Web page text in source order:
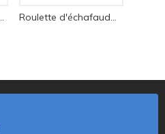
et caoutchouc avec frein Roulette d'échafaudage en fonte de 8 po